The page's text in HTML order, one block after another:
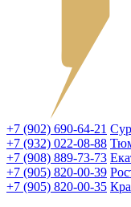
+7 (902) 690-64-21
+7 (932) 022-08-88
+7 (908) 889-73-73
+7 (905) 820-00-39
+7 (905) 820-00-35